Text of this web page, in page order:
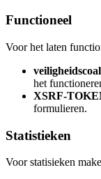
Functioneel
Voor het laten
het
XSRF-
formulieren.
Statistieken
Voor statisieken